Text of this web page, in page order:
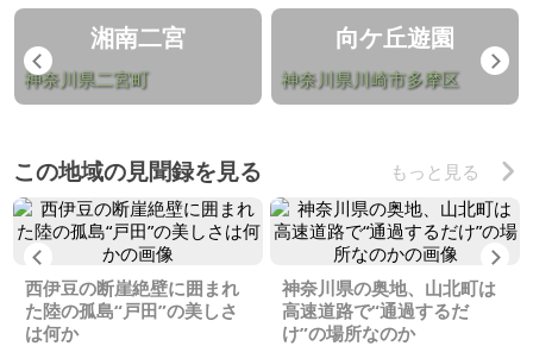
湘南二宮
神奈川県二宮町
向ケ丘遊園
神奈川県川崎市多摩区
この地域の見聞録を見る もっと見る
Previous
西伊豆の断崖絶壁に囲まれ
た陸の孤島“戸田”の美しさ
は何か
神奈川県の奥地、山北町は
高速道路で“通過するだ
け”の場所なのか